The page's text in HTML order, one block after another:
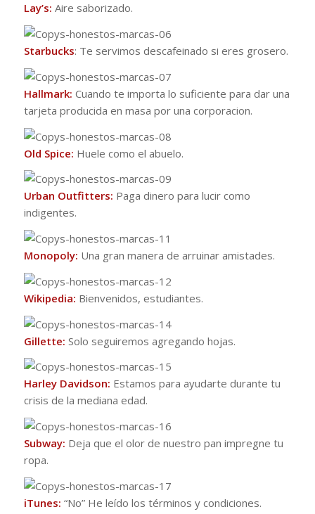
Lay’s: Aire saborizado.
Starbucks: Te servimos descafeinado si eres grosero.
Hallmark: Cuando te importa lo suficiente para dar una
tarjeta producida en masa por una corporacion.
Old Spice: Huele como el abuelo.
Urban Outfitters: Paga dinero para lucir como
indigentes.
Monopoly: Una gran manera de arruinar amistades.
Wikipedia: Bienvenidos, estudiantes.
Gillette: Solo seguiremos agregando hojas.
Harley Davidson: Estamos para ayudarte durante tu
crisis de la mediana edad.
Subway: Deja que el olor de nuestro pan impregne tu
ropa.
iTunes: “No” He leído los términos y condiciones.